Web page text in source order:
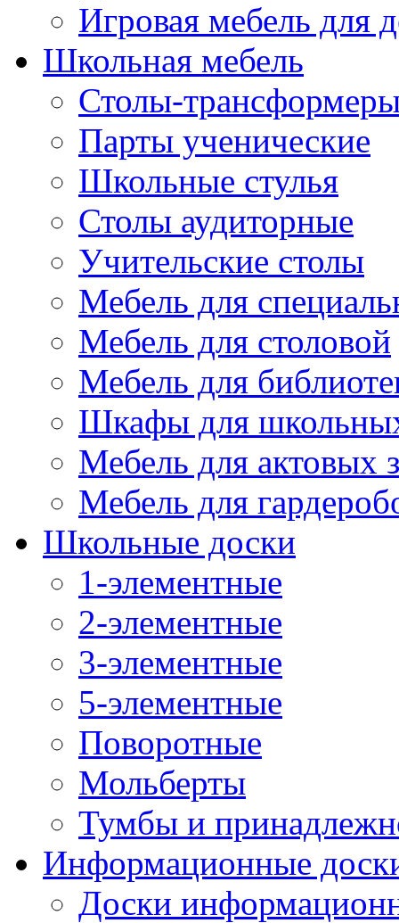
Игровая мебель для
Школьная мебель
Столы-
Парты ученические
Школьные стулья
Столы аудиторные
Учительские столы
Мебель для
Мебель для столовой
Мебель для
Шкафы для
Мебель для актовых
Мебель для
Школьные доски
1-элементные
2-элементные
3-элементные
5-элементные
Поворотные
Мольберты
Тумбы и
Информационные
Доски